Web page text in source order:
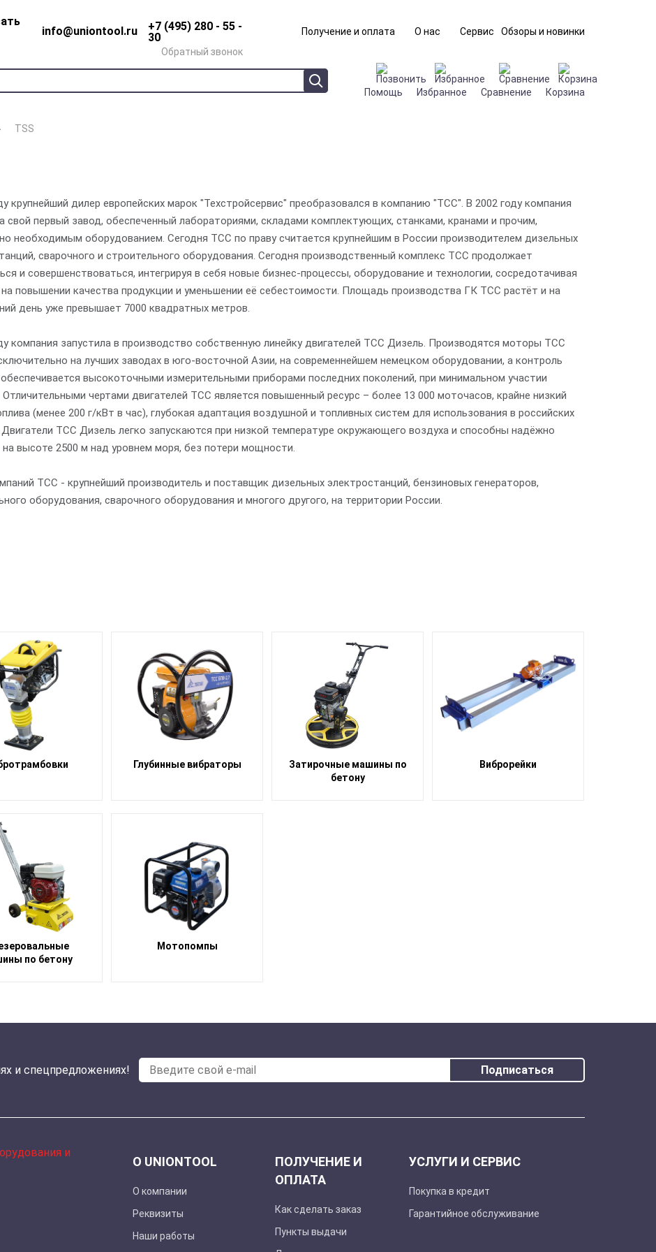
info@uniontool.ru
+7 (495) 280 - 55 -
30
Обратный звонок
Получение и оплата О нас Сервис Обзоры и новинки
Помощь Избранное Сравнение Корзина
TSS
крупнейший дилер европейских марок "Техстройсервис" преобразовался в компанию "ТСС". В 2002 году компания
свой первый завод, обеспеченный лабораториями, складами комплектующих, станками, кранами и прочим,
необходимым оборудованием. Сегодня ТСС по праву считается крупнейшим в России производителем дизельных
сварочного и строительного оборудования. Сегодня производственный комплекс ТСС продолжает
и совершенствоваться, интегрируя в себя новые бизнес-процессы, оборудование и технологии, сосредотачивая
повышении качества продукции и уменьшении её себестоимости. Площадь производства ГК ТСС растёт и на
день уже превышает 7000 квадратных метров.
компания запустила в производство собственную линейку двигателей ТСС Дизель. Производятся моторы ТСС
на лучших заводах в юго-восточной Азии, на современнейшем немецком оборудовании, а контроль
высокоточными измерительными приборами последних поколений, при минимальном участии
Отличительными чертами двигателей ТСС является повышенный ресурс – более 13 000 моточасов, крайне низкий
(менее 200 г/кВт в час), глубокая адаптация воздушной и топливных систем для использования в российских
Двигатели ТСС Дизель легко запускаются при низкой температуре окружающего воздуха и способны надёжно
высоте 2500 м над уровнем моря, без потери мощности.
ТСС - крупнейший производитель и поставщик дизельных электростанций, бензиновых генераторов,
оборудования, сварочного оборудования и многого другого, на территории России.
Глубинные вибраторы
Затирочные машины по
бетону
Виброрейки
по бетону
Мотопомпы
и спецпредложениях! Подписаться
О UNIONTOOL
О компании
Реквизиты
Наши работы
ПОЛУЧЕНИЕ И
ОПЛАТА
Как сделать заказ
Пункты выдачи
УСЛУГИ И СЕРВИС
Покупка в кредит
Гарантийное обслуживание